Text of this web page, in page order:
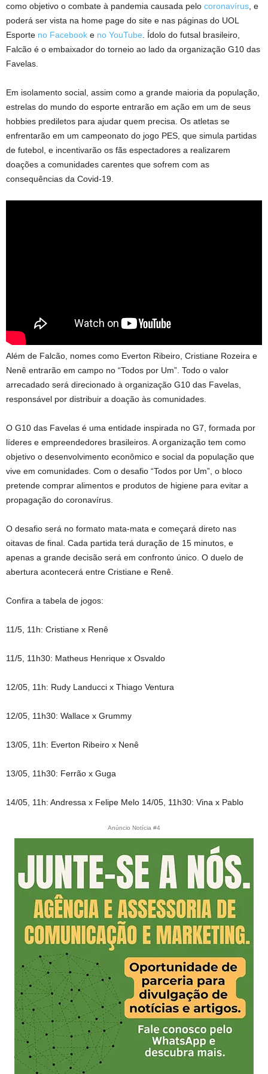
como objetivo o combate à pandemia causada pelo coronavírus , e
poderá ser vista na home page do site e nas páginas do UOL
Esporte no Facebook e no YouTube . Ídolo do futsal brasileiro,
Falcão é o embaixador do torneio ao lado da organização G10 das
Favelas.
Em isolamento social, assim como a grande maioria da população,
estrelas do mundo do esporte entrarão em ação em um de seus
hobbies prediletos para ajudar quem precisa. Os atletas se
enfrentarão em um campeonato do jogo PES, que simula partidas
de futebol, e incentivarão os fãs espectadores a realizarem
doações a comunidades carentes que sofrem com as
consequências da Covid-19.
Além de Falcão, nomes como Everton Ribeiro, Cristiane Rozeira e
Nenê entrarão em campo no “Todos por Um”. Todo o valor
arrecadado será direcionado à organização G10 das Favelas,
responsável por distribuir a doação às comunidades.
O G10 das Favelas é uma entidade inspirada no G7, formada por
líderes e empreendedores brasileiros. A organização tem como
objetivo o desenvolvimento econômico e social da população que
vive em comunidades. Com o desafio “Todos por Um”, o bloco
pretende comprar alimentos e produtos de higiene para evitar a
propagação do coronavírus.
O desafio será no formato mata-mata e começará direto nas
oitavas de final. Cada partida terá duração de 15 minutos, e
apenas a grande decisão será em confronto único. O duelo de
abertura acontecerá entre Cristiane e Renê.
Confira a tabela de jogos:
11/5, 11h: Cristiane x Renê
11/5, 11h30: Matheus Henrique x Osvaldo
12/05, 11h: Rudy Landucci x Thiago Ventura
12/05, 11h30: Wallace x Grummy
13/05, 11h: Everton Ribeiro x Nenê
13/05, 11h30: Ferrão x Guga
14/05, 11h: Andressa x Felipe Melo 14/05, 11h30: Vina x Pablo
Anúncio Notícia #4